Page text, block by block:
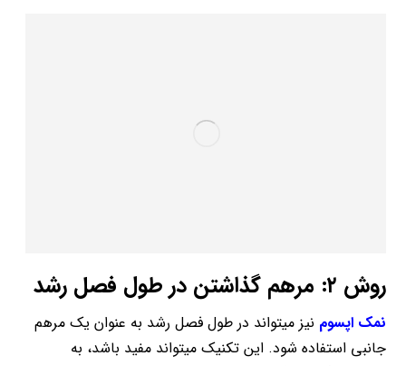
روش ۲: مرهم گذاشتن در طول فصل رشد
نمک اپسوم نیز می­تواند در طول فصل رشد به عنوان یک مرهم
جانبی استفاده شود. این تکنیک می­تواند مفید باشد، به